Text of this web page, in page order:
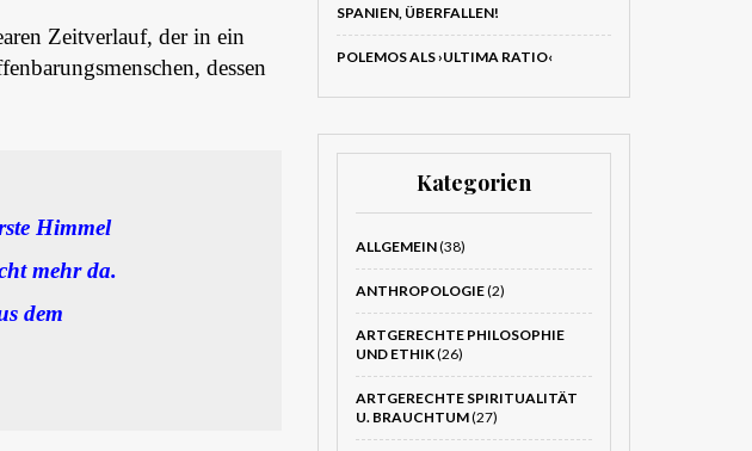
Zeitverlauf, der in ein
dessen
Himmel
mehr da.
dem
SPANIEN, ÜBERFALLEN!
POLEMOS ALS ›ULTIMA RATIO‹
Kategorien
ALLGEMEIN(38)
ANTHROPOLOGIE(2)
ARTGERECHTE PHILOSOPHIE
UND ETHIK(26)
ARTGERECHTE SPIRITUALITÄT
U. BRAUCHTUM(27)